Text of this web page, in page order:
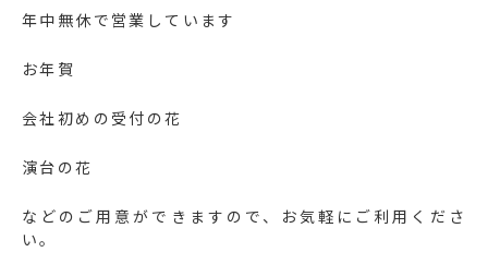
年中無休で営業しています
お年賀
会社初めの受付の花
演台の花
などのご用意ができますので、お気軽にご利用くださ
い。